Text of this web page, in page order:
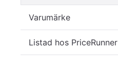
Varumärke
Listad hos PriceRunner